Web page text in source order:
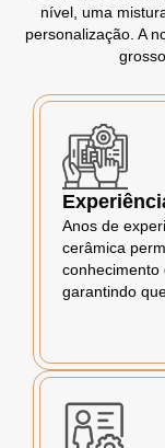
nível, uma
personalização. A
Anos de
cerâmica
conhecimento
garantindo